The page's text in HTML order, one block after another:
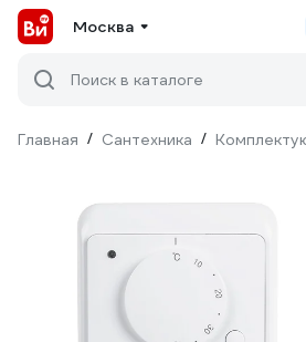
Москва
Поиск в каталоге
Главная / Сантехника /